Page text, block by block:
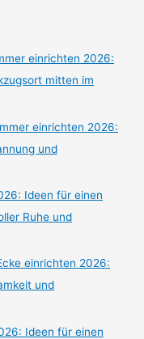
einrichten 2026:
mitten im
einrichten 2026:
und
Ideen für einen
Ruhe und
einrichten 2026:
und
Ideen für einen